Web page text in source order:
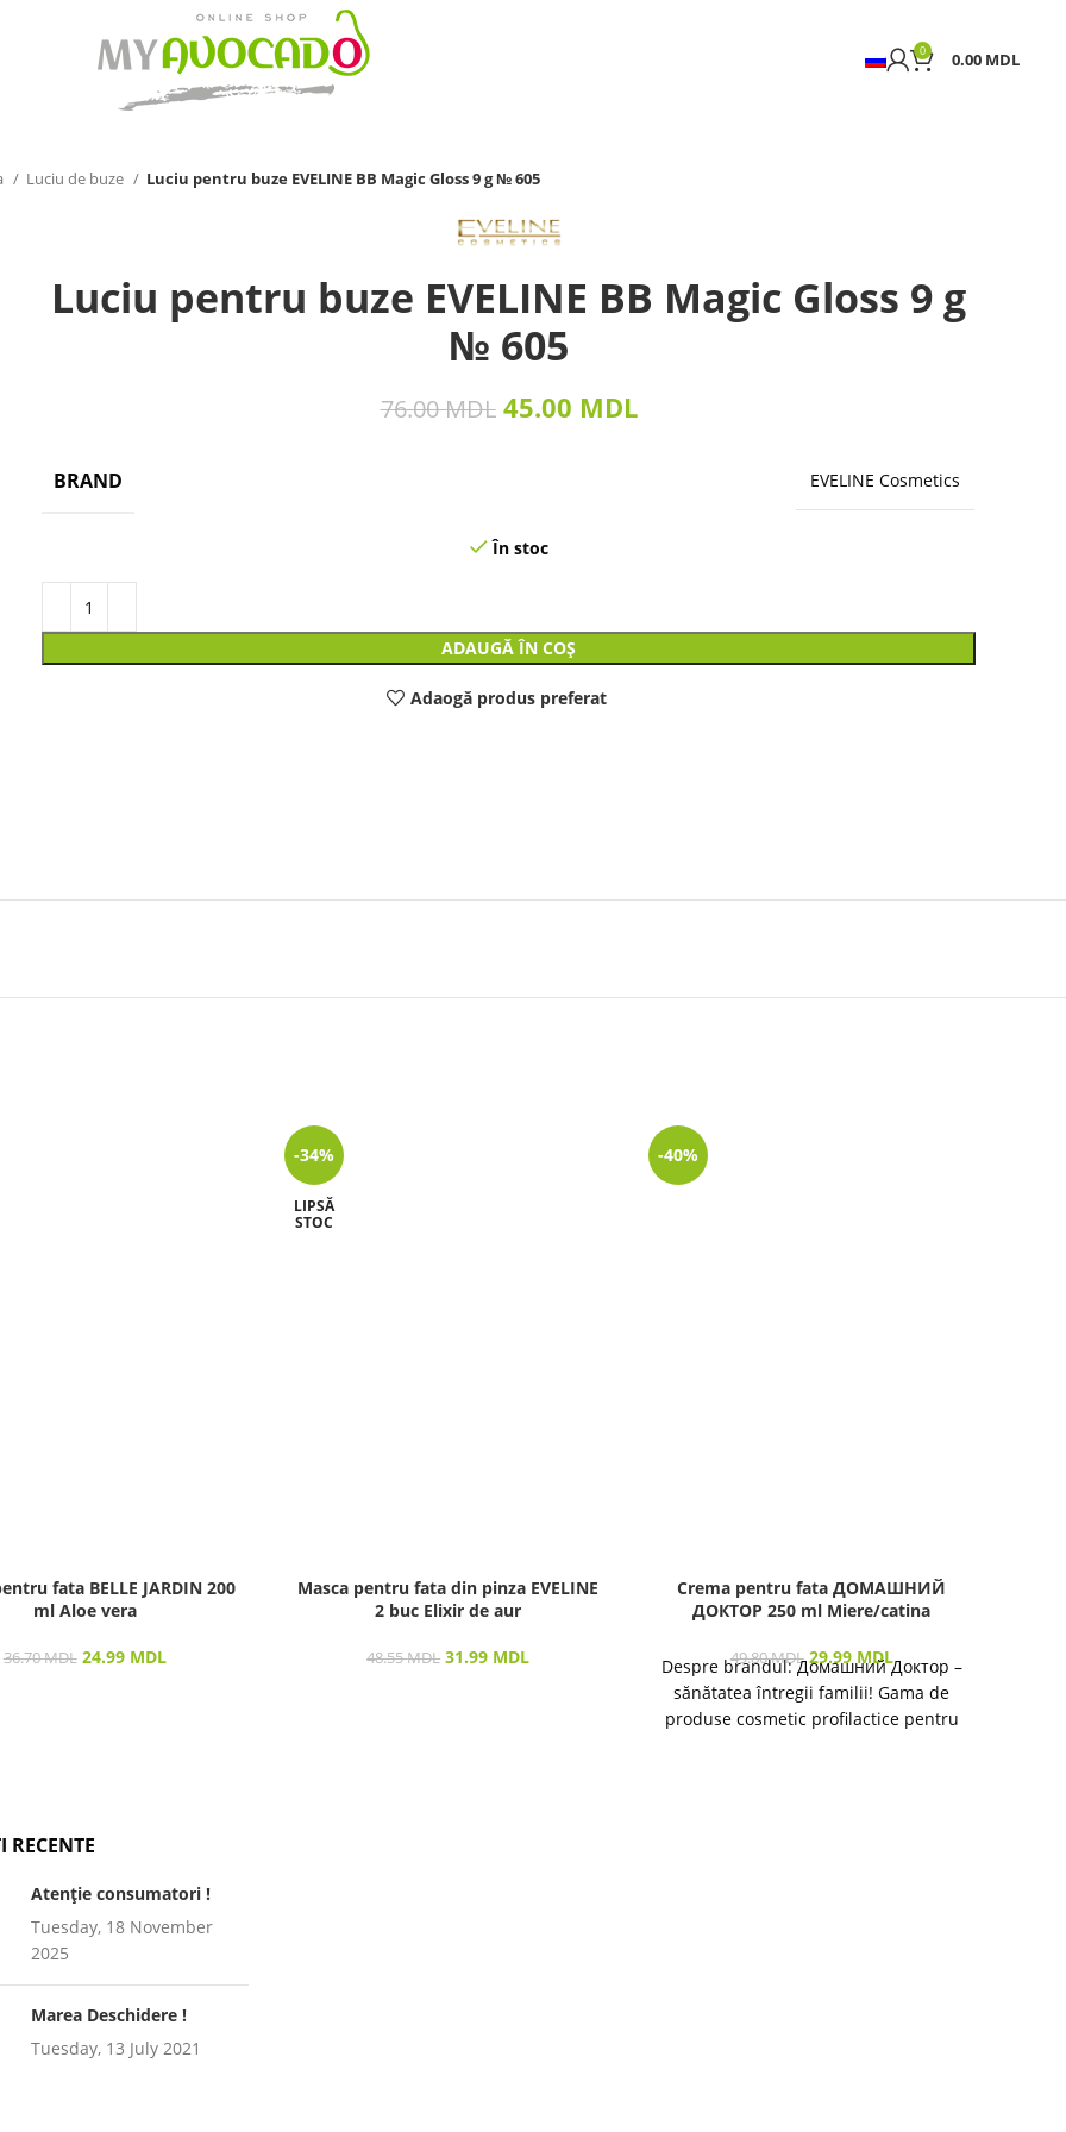
0 0.00 MDL
Luciu de buze Luciu pentru buze EVELINE BB Magic Gloss 9 g № 605
Luciu pentru buze EVELINE BB Magic Gloss 9 g
№ 605
76.00MDL 45.00 MDL
BRAND EVELINE Cosmetics
În stoc
ADAUGĂ ÎN COȘ
Adaogă produs preferat
fata BELLE JARDIN 200
ml Aloe vera
36.70MDL 24.99 MDL
-34%
LIPSĂ
STOC
Masca pentru fata din pinza EVELINE
2 buc Elixir de aur
48.55MDL 31.99 MDL
-40%
Crema pentru fata ДОМАШНИЙ
ДОКТОР 250 ml Miere/catina
49.80MDL 29.99 MDL
Despre brandul: Домашний Доктор –
sănătatea întregii familii! Gama de
produse cosmetic profilactice pentru
RECENTE
Atenție consumatori !
Tuesday, 18 November
2025
Marea Deschidere !
Tuesday, 13 July 2021